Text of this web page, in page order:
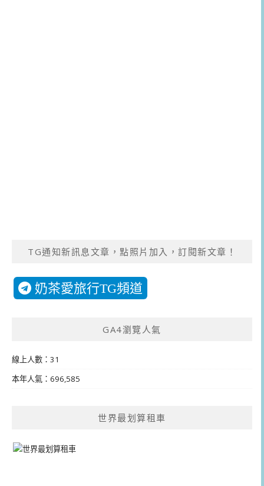
TG通知新訊息文章，點照片加入，訂閱新文章！
奶茶愛旅行TG頻道
GA4瀏覽人氣
線上人數：31
本年人氣：696,585
世界最划算租車